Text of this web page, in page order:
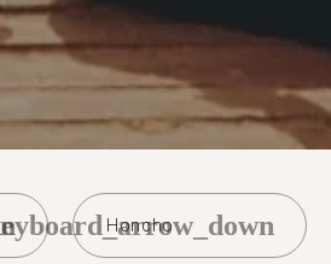
Honcho